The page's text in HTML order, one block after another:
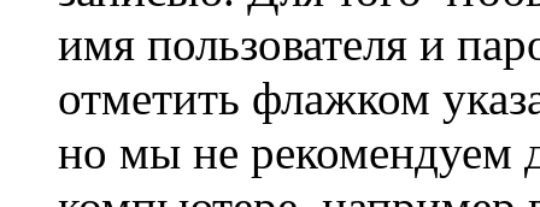
имя пользователя и
отметить флажком
но мы не рекомендуем